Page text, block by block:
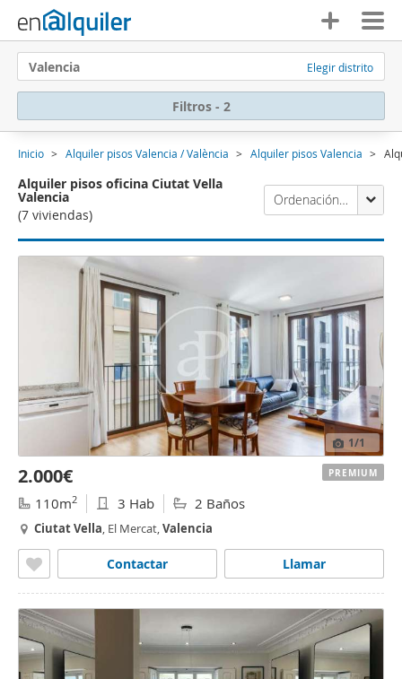
Valencia Elegir distrito
Filtros - 2
Inicio Alquiler pisos Valencia / València Alquiler pisos Valencia
Alquiler pisos oficina Ciutat Vella
Valencia
(7 viviendas)
Ordenación Enalquiler
1/1
2.000€
110m2 3 Hab 2 Baños
CiutatVella, El Mercat,Valencia
Llamar
Contactar
PREMIUM